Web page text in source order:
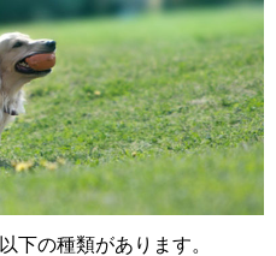
下の種類があります。